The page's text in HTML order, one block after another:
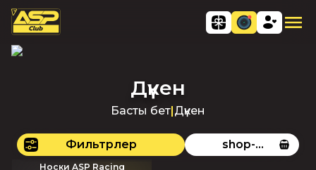
Дүкен
Басты бет|Дүкен
Фильтрлер
shop-
Носки ASP Racing